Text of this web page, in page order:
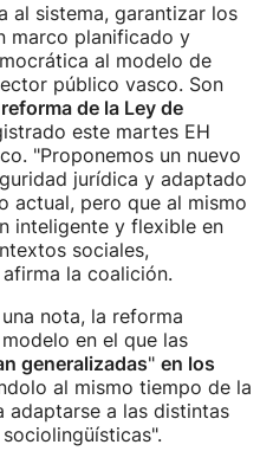
al sistema, garantizar los
marco planificado y
al modelo de
público vasco. Son
de la Ley de
este martes EH
"Proponemos un nuevo
jurídica y adaptado
actual, pero que al mismo
inteligente y flexible en
sociales,
la coalición.
nota, la reforma
en el que las
generalizadas" en los
al mismo tiempo de la
adaptarse a las distintas